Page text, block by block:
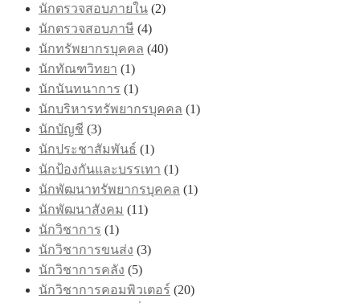
นักตรวจสอบภายใน (2)
นักตรวจสอบภาษี (4)
นักทรัพยากรบุคคล (40)
นักทัณฑวิทยา (1)
นักนันทนาการ (1)
นักบริหารทรัพยากรบุคคล (1)
นักบัญชี (3)
นักประชาสัมพันธ์ (1)
นักป้องกันและบรรเทา (1)
นักพัฒนาทรัพยากรบุคคล (1)
นักพัฒนาสังคม (11)
นักวิชาการ (1)
นักวิชาการขนส่ง (3)
นักวิชาการคลัง (5)
นักวิชาการคอมพิวเตอร์ (20)